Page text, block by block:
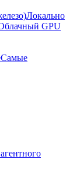
Локально
GPU
Самые